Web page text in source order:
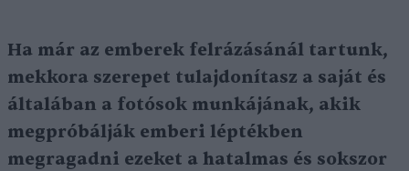
Ha már az emberek felrázásánál tartunk,
mekkora szerepet tulajdonítasz a saját és
általában a fotósok munkájának, akik
megpróbálják emberi léptékben
megragadni ezeket a hatalmas és sokszor